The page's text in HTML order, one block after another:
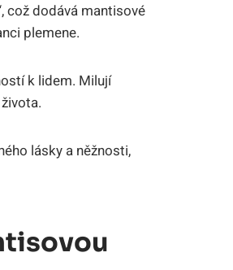
což dodává mantisové
plemene.
k lidem. Milují
lásky a něžnosti,